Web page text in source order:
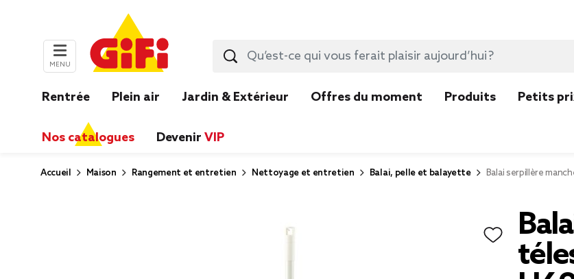
MENU
Rentrée Plein air Jardin & Extérieur Offres du moment Produits Petits
Nos catalogues Devenir VIP
Accueil Maison Rangement et entretien Nettoyage et entretien Balai, pelle et balayette Balai serpillère